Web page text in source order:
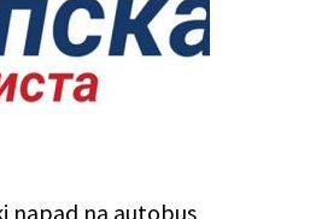
napad na autobus